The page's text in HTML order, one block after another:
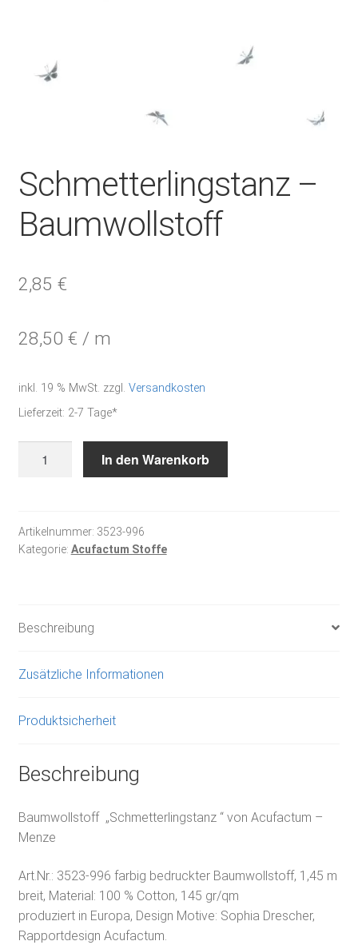
Schmetterlingstanz –
Baumwollstoff
2,85 €
28,50 € / m
inkl. 19 % MwSt. zzgl. Versandkosten
Lieferzeit: 2-7 Tage*
In den Warenkorb
Artikelnummer: 3523-996
Kategorie: Acufactum Stoffe
Beschreibung
Zusätzliche Informationen
Produktsicherheit
Beschreibung
Baumwollstoff „Schmetterlingstanz “ von Acufactum –
Menze
Art.Nr.: 3523-996 farbig bedruckter Baumwollstoff, 1,45 m
breit, Material: 100 % Cotton, 145 gr/qm
produziert in Europa, Design Motive: Sophia Drescher,
Rapportdesign Acufactum.